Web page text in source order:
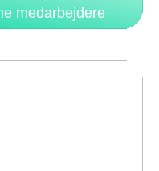
medarbejdere